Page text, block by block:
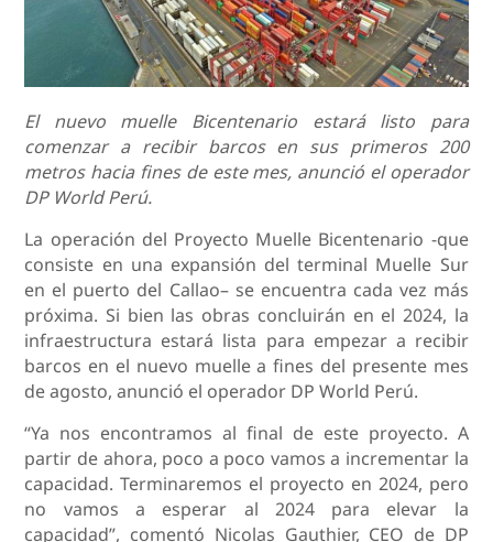
El nuevo muelle Bicentenario estará listo para
comenzar a recibir barcos en sus primeros 200
metros hacia fines de este mes, anunció el operador
DP World Perú.
La operación del Proyecto Muelle Bicentenario -que
consiste en una expansión del terminal Muelle Sur
en el puerto del Callao– se encuentra cada vez más
próxima. Si bien las obras concluirán en el 2024, la
infraestructura estará lista para empezar a recibir
barcos en el nuevo muelle a fines del presente mes
de agosto, anunció el operador DP World Perú.
“Ya nos encontramos al final de este proyecto. A
partir de ahora, poco a poco vamos a incrementar la
capacidad. Terminaremos el proyecto en 2024, pero
no vamos a esperar al 2024 para elevar la
capacidad”, comentó Nicolas Gauthier, CEO de DP